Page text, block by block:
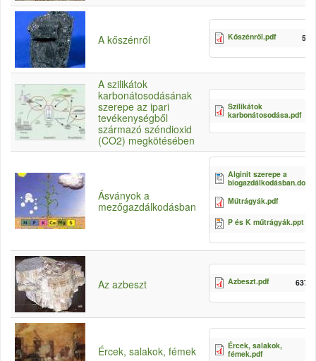
A kőszénről Kőszénről.pdf
A szilikátok
karbonátosodásának
szerepe az ipari
tevékenységből
származó széndioxid
(CO2) megkötésében
Szilikátok
karbonátosodása.pdf
Ásványok a
mezőgazdálkodásban
Alginit szerepe a
biogazdálkodásban.doc
Műtrágyák.pdf
P és K műtrágyák.ppt
Az azbeszt Azbeszt.pdf
Ércek, salakok, fémek
Ércek, salakok,
fémek.pdf